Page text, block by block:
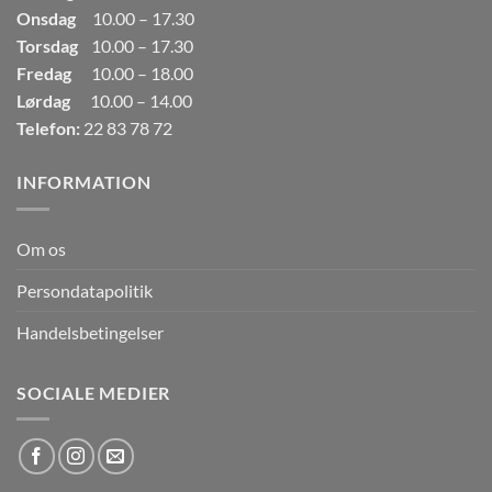
Onsdag
10.00 – 17.30
Torsdag
10.00 – 17.30
Fredag
10.00 – 18.00
Lørdag
10.00 – 14.00
Telefon: 22 83 78 72
INFORMATION
Om os
Persondatapolitik
Handelsbetingelser
SOCIALE MEDIER